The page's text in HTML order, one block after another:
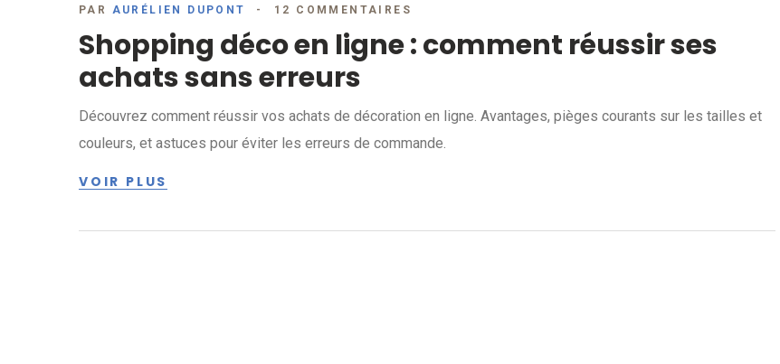
PAR AURÉLIEN DUPONT 12 COMMENTAIRES
Shopping déco en ligne : comment réussir ses
achats sans erreurs
Découvrez comment réussir vos achats de décoration en ligne. Avantages, pièges courants sur les tailles et
couleurs, et astuces pour éviter les erreurs de commande.
VOIR PLUS